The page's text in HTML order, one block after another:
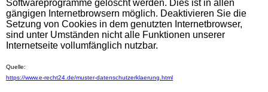
Softwareprogramme gelöscht werden. Dies ist in allen
gängigen Internetbrowsern möglich. Deaktivieren Sie die
Setzung von Cookies in dem genutzten Internetbrowser,
sind unter Umständen nicht alle Funktionen unserer
Internetseite vollumfänglich nutzbar.
Quelle:
https://www.e-recht24.de/muster-datenschutzerklaerung.html